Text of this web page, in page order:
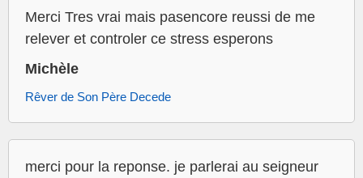
Merci Tres vrai mais pasencore reussi de me
relever et controler ce stress esperons
Michèle
Rêver de Son Père Decede
merci pour la reponse. je parlerai au seigneur